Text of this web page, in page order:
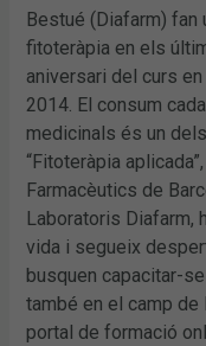
Bestué (Diafarm) fan
fitoteràpia en els
aniversari del curs
2014. El consum
medicinals és un
“Fitoteràpia
Farmacèutics de
Laboratoris Diafarm,
vida i segueix
busquen capacitar-
també en el camp de
portal de formació